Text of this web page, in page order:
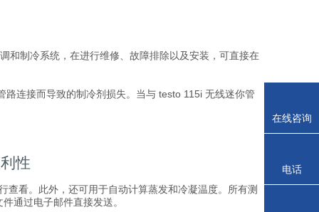
和制冷系统，在进行维修、故障排除以及安装，可直接在
连接而导致的制冷剂损失。当与 testo 115i 无线迷你管
性
看。此外，还可用于自动计算蒸发和冷凝温度。所有测
通过电子邮件直接发送。
在线咨询
电话